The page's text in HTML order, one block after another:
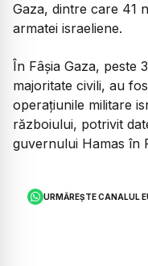
Gaza, dintre care 41
armatei israeliene.
În Fâşia Gaza, peste
majoritate civili, au
operaţiunile militare
războiului, potrivit
guvernului Hamas în
URMĂREȘTE CANALUL